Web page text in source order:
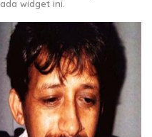
widget ini.